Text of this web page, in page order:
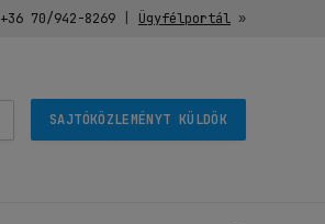
+36 70/942-8269| Ügyfélportál»
SAJTÓKÖZLEMÉNYT KÜLDÖK